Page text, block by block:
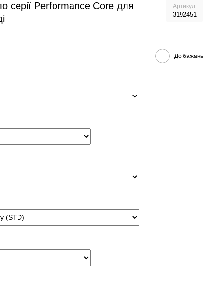
серії Performance Core для
Артикул
3192451
До бажань